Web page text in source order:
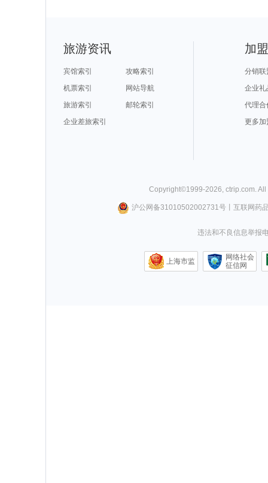
旅游资讯
宾馆索引
攻略索引
机票索引
网站导航
旅游索引
邮轮索引
企业差旅索引
加
分销联
企业礼
代理合
更多加
Copyright©1999-2026 ctrip.com .
沪公网备31010502002731号丨 互联网药
违法和不良信息举报
上海市监
网络社会
征信网